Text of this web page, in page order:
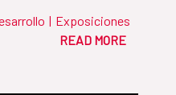
| Exposiciones
READ MORE